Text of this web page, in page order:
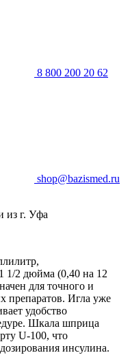
8 800 200 20 62
shop@bazismed.ru
из г. Уфа
1/2 дюйма (0,40 на 12
для точного и
препаратов. Игла уже
удобство
Шкала шприца
U-100, что
инсулина.